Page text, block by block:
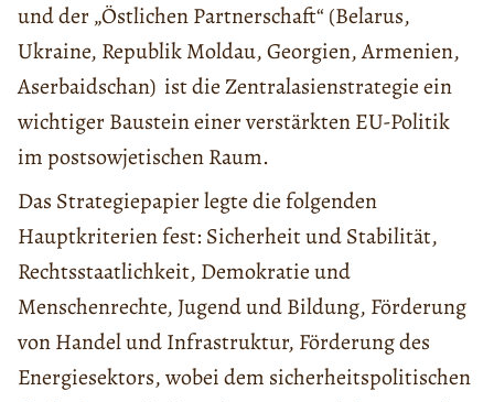
und der „Östlichen Partnerschaft“ (Belarus,
Ukraine, Republik Moldau, Georgien, Armenien,
Aserbaidschan) ist die Zentralasienstrategie ein
wichtiger Baustein einer verstärkten EU-Politik
im postsowjetischen Raum.
Das Strategiepapier legte die folgenden
Hauptkriterien fest: Sicherheit und Stabilität,
Rechtsstaatlichkeit, Demokratie und
Menschenrechte, Jugend und Bildung, Förderung
von Handel und Infrastruktur, Förderung des
Energiesektors, wobei dem sicherheitspolitischen